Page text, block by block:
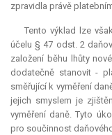
zpravidla právě
Tento výklad lze
účelu § 47 odst. 2
založení běhu lhůty
dodatečně stanovit -
směřující k vyměření
jejich smyslem je
vyměření daně. Tyto
pro součinnost